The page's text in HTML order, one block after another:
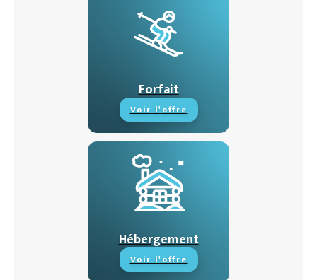
Forfait
Voir l'offre
Hébergement
Voir l'offre